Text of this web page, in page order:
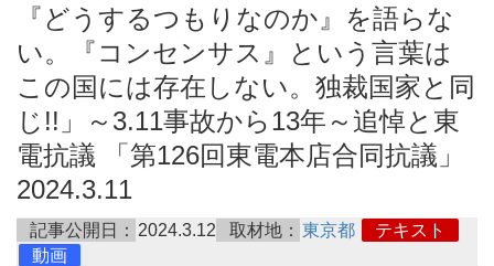
『どうするつもりなのか』を語らな
い。『コンセンサス』という言葉は
この国には存在しない。独裁国家と同
じ!!」～3.11事故から13年～追悼と東
電抗議 「第126回東電本店合同抗議」
2024.3.11
記事公開日： 2024.3.12 取材地： 東京都
テキスト
動画